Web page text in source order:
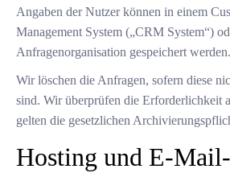
Angaben der Nutzer können in einem
Management System („CRM System“)
Anfragenorganisation gespeichert werden.
Wir löschen die Anfragen, sofern diese
sind. Wir überprüfen die Erforderlichkeit
gelten die gesetzlichen
Hosting und E-